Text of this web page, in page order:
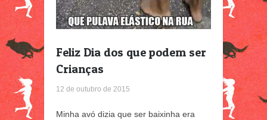
Feliz Dia dos que podem ser
Crianças
12 de outubro de 2015
Minha avó dizia que ser baixinha era